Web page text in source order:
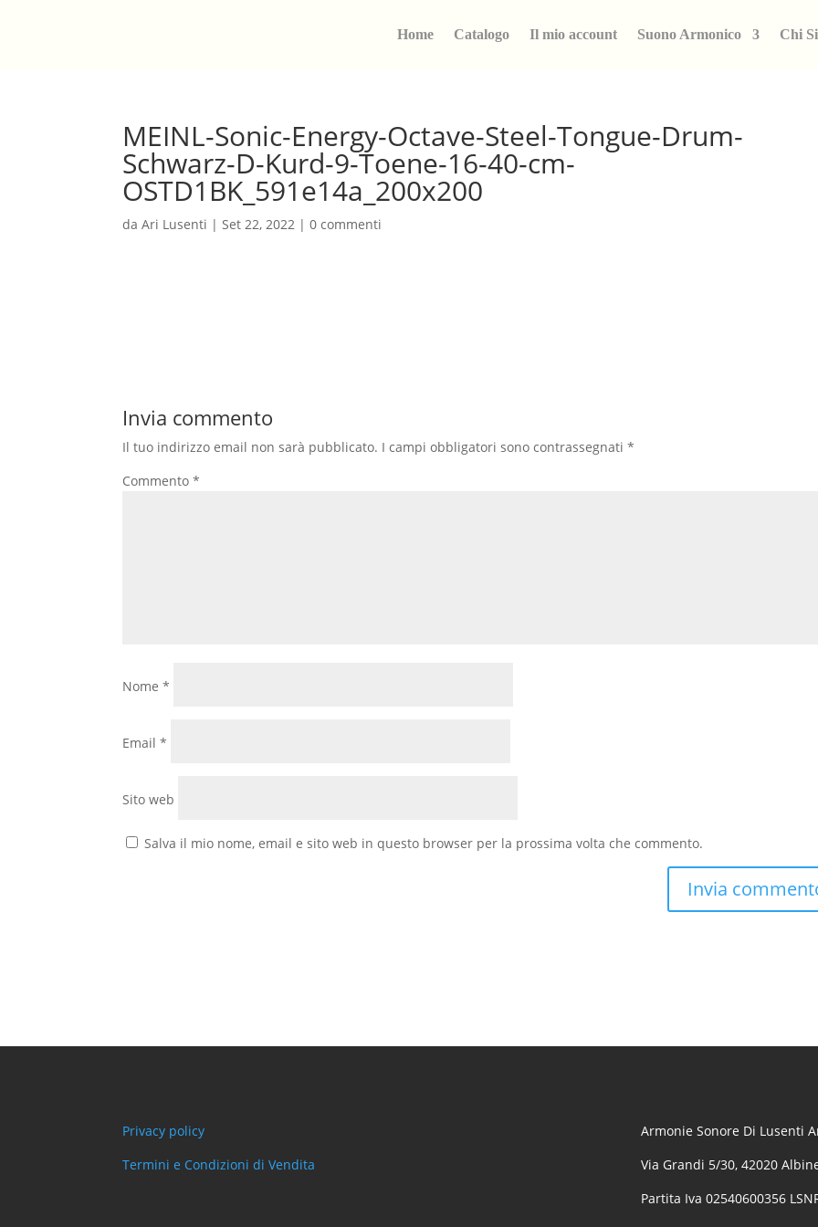
Home Catalogo Il mio account Suono Armonico Chi
MEINL-Sonic-Energy-Octave-Steel-Tongue-Drum-
Schwarz-D-Kurd-9-Toene-16-40-cm-
OSTD1BK_591e14a_200x200
daAri Lusenti |Set 22, 2022 |0 commenti
Invia commento
Il tuo indirizzo email non sarà pubblicato. I campi obbligatori sono contrassegnati*
Commento*
Nome*
Email*
Sito web
Salva il mio nome, email e sito web in questo browser per la prossima volta che commento.
Privacy policy
Termini e Condizioni di Vendita
Armonie Sonore Di Lusenti
Via Grandi 5/30, 42020
Partita Iva 02540600356